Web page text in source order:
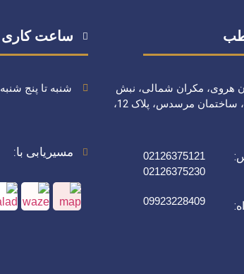
هروی، مکران شمالی، نبش
امید شرقی، ساختمان مرسدس، پلاک 12،
02126375121
02126375230
09923228409
ساعت کاری
شنبه تا پنج شنبه 9:30 صبح الی 8 شب
مسیریابی با: